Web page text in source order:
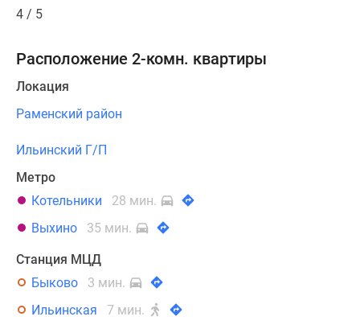
4 / 5
Расположение 2-комн. квартиры
Локация
Раменский район
Ильинский Г/П
Метро
Котельники
28 мин.
Выхино
35 мин.
Станция МЦД
Быково
3 мин.
Ильинская
7 мин.